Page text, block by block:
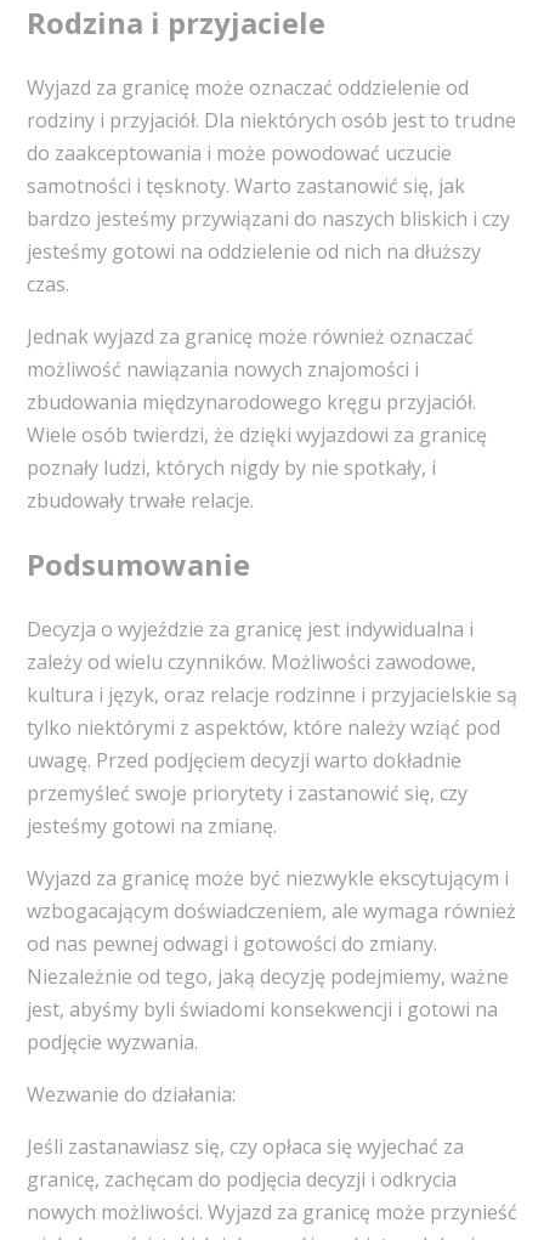
Rodzina i przyjaciele
Wyjazd za granicę może oznaczać oddzielenie od
rodziny i przyjaciół. Dla niektórych osób jest to trudne
do zaakceptowania i może powodować uczucie
samotności i tęsknoty. Warto zastanowić się, jak
bardzo jesteśmy przywiązani do naszych bliskich i czy
jesteśmy gotowi na oddzielenie od nich na dłuższy
czas.
Jednak wyjazd za granicę może również oznaczać
możliwość nawiązania nowych znajomości i
zbudowania międzynarodowego kręgu przyjaciół.
Wiele osób twierdzi, że dzięki wyjazdowi za granicę
poznały ludzi, których nigdy by nie spotkały, i
zbudowały trwałe relacje.
Podsumowanie
Decyzja o wyjeździe za granicę jest indywidualna i
zależy od wielu czynników. Możliwości zawodowe,
kultura i język, oraz relacje rodzinne i przyjacielskie są
tylko niektórymi z aspektów, które należy wziąć pod
uwagę. Przed podjęciem decyzji warto dokładnie
przemyśleć swoje priorytety i zastanowić się, czy
jesteśmy gotowi na zmianę.
Wyjazd za granicę może być niezwykle ekscytującym i
wzbogacającym doświadczeniem, ale wymaga również
od nas pewnej odwagi i gotowości do zmiany.
Niezależnie od tego, jaką decyzję podejmiemy, ważne
jest, abyśmy byli świadomi konsekwencji i gotowi na
podjęcie wyzwania.
Wezwanie do działania:
Jeśli zastanawiasz się, czy opłaca się wyjechać za
granicę, zachęcam do podjęcia decyzji i odkrycia
nowych możliwości. Wyjazd za granicę może przynieść